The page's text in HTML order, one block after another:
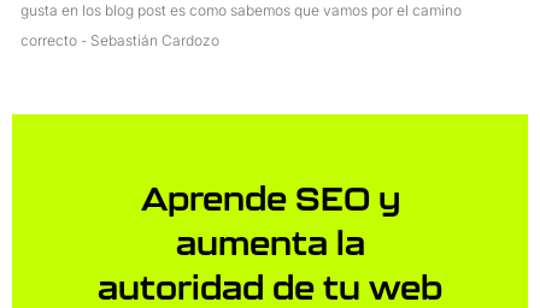
gusta en los blog post es como sabemos que vamos por el camino
correcto - Sebastián Cardozo
Aprende SEO y
aumenta la
autoridad de tu web